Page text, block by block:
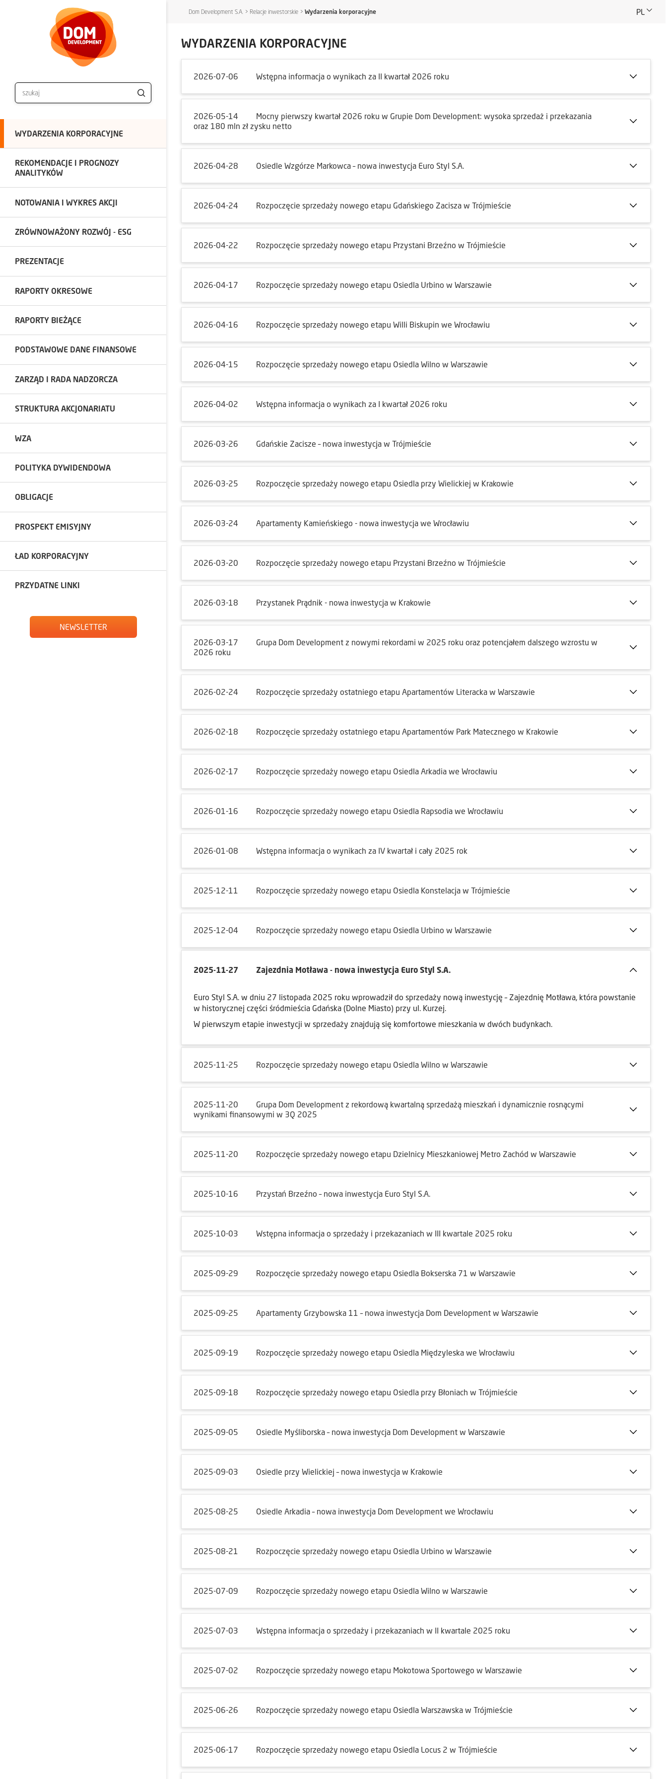
WYDARZENIA KORPORACYJNE
REKOMENDACJE I PROGNOZY
ANALITYKÓW
NOTOWANIA I WYKRES AKCJI
ZRÓWNOWAŻONY ROZWÓJ - ESG
PREZENTACJE
RAPORTY OKRESOWE
RAPORTY BIEŻĄCE
PODSTAWOWE DANE FINANSOWE
ZARZĄD I RADA NADZORCZA
STRUKTURA AKCJONARIATU
WZA
POLITYKA DYWIDENDOWA
OBLIGACJE
PROSPEKT EMISYJNY
ŁAD KORPORACYJNY
PRZYDATNE LINKI
NEWSLETTER
Dom Development S.A. > Relacje inwestorskie >Wydarzenia korporacyjne
WYDARZENIA KORPORACYJNE
2026-07-06 Wstępna informacja o wynikach za II kwartał 2026 roku
2026-05-14
Mocny pierwszy kwartał 2026 roku w Grupie Dom Development: wysoka sprzedaż i przekazania
oraz 180 mln zł zysku netto
2026-04-28 Osiedle Wzgórze Markowca – nowa inwestycja Euro Styl S.A.
2026-04-24 Rozpoczęcie sprzedaży nowego etapu Gdańskiego Zacisza w Trójmieście
2026-04-22 Rozpoczęcie sprzedaży nowego etapu Przystani Brzeźno w Trójmieście
2026-04-17 Rozpoczęcie sprzedaży nowego etapu Osiedla Urbino w Warszawie
2026-04-16 Rozpoczęcie sprzedaży nowego etapu Willi Biskupin we Wrocławiu
2026-04-15 Rozpoczęcie sprzedaży nowego etapu Osiedla Wilno w Warszawie
2026-04-02 Wstępna informacja o wynikach za I kwartał 2026 roku
2026-03-26 Gdańskie Zacisze – nowa inwestycja w Trójmieście
2026-03-25 Rozpoczęcie sprzedaży nowego etapu Osiedla przy Wielickiej w Krakowie
2026-03-24 Apartamenty Kamieńskiego - nowa inwestycja we Wrocławiu
2026-03-20 Rozpoczęcie sprzedaży nowego etapu Przystani Brzeźno w Trójmieście
2026-03-18 Przystanek Prądnik - nowa inwestycja w Krakowie
2026-03-17
Grupa Dom Development z nowymi rekordami w 2025 roku oraz potencjałem dalszego wzrostu w
2026 roku
2026-02-24 Rozpoczęcie sprzedaży ostatniego etapu Apartamentów Literacka w Warszawie
2026-02-18 Rozpoczęcie sprzedaży ostatniego etapu Apartamentów Park Matecznego w Krakowie
2026-02-17 Rozpoczęcie sprzedaży nowego etapu Osiedla Arkadia we Wrocławiu
2026-01-16 Rozpoczęcie sprzedaży nowego etapu Osiedla Rapsodia we Wrocławiu
2026-01-08 Wstępna informacja o wynikach za IV kwartał i cały 2025 rok
2025-12-11 Rozpoczęcie sprzedaży nowego etapu Osiedla Konstelacja w Trójmieście
2025-12-04 Rozpoczęcie sprzedaży nowego etapu Osiedla Urbino w Warszawie
2025-11-27 Zajezdnia Motława - nowa inwestycja Euro Styl S.A.
Euro Styl S.A. w dniu 27 listopada 2025 roku wprowadził do sprzedaży nową inwestycję – Zajezdnię Motława, która powstanie
w historycznej części śródmieścia Gdańska (Dolne Miasto) przy ul. Kurzej.
W pierwszym etapie inwestycji w sprzedaży znajdują się komfortowe mieszkania w dwóch budynkach.
2025-11-25 Rozpoczęcie sprzedaży nowego etapu Osiedla Wilno w Warszawie
2025-11-20
Grupa Dom Development z rekordową kwartalną sprzedażą mieszkań i dynamicznie rosnącymi
wynikami finansowymi w 3Q 2025
2025-11-20 Rozpoczęcie sprzedaży nowego etapu Dzielnicy Mieszkaniowej Metro Zachód w Warszawie
2025-10-16 Przystań Brzeźno – nowa inwestycja Euro Styl S.A.
2025-10-03 Wstępna informacja o sprzedaży i przekazaniach w III kwartale 2025 roku
2025-09-29 Rozpoczęcie sprzedaży nowego etapu Osiedla Bokserska 71 w Warszawie
2025-09-25 Apartamenty Grzybowska 11 – nowa inwestycja Dom Development w Warszawie
2025-09-19 Rozpoczęcie sprzedaży nowego etapu Osiedla Międzyleska we Wrocławiu
2025-09-18 Rozpoczęcie sprzedaży nowego etapu Osiedla przy Błoniach w Trójmieście
2025-09-05 Osiedle Myśliborska – nowa inwestycja Dom Development w Warszawie
2025-09-03 Osiedle przy Wielickiej – nowa inwestycja w Krakowie
2025-08-25 Osiedle Arkadia – nowa inwestycja Dom Development we Wrocławiu
2025-08-21 Rozpoczęcie sprzedaży nowego etapu Osiedla Urbino w Warszawie
2025-07-09 Rozpoczęcie sprzedaży nowego etapu Osiedla Wilno w Warszawie
2025-07-03 Wstępna informacja o sprzedaży i przekazaniach w II kwartale 2025 roku
2025-07-02 Rozpoczęcie sprzedaży nowego etapu Mokotowa Sportowego w Warszawie
2025-06-26 Rozpoczęcie sprzedaży nowego etapu Osiedla Warszawska w Trójmieście
2025-06-17 Rozpoczęcie sprzedaży nowego etapu Osiedla Locus 2 w Trójmieście
PL